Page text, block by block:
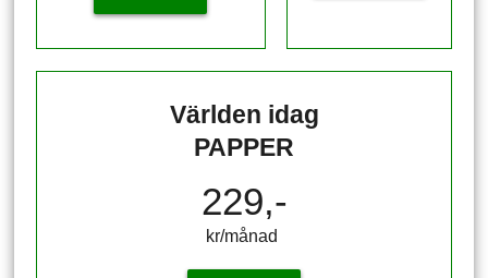
Världen idag
PAPPER
229,-
kr/månad ​​​​​​